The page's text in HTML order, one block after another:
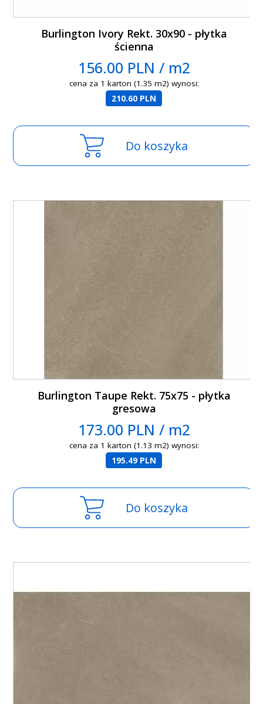
Burlington Ivory Rekt. 30x90 - płytka
ścienna
156.00 PLN / m2
cena za 1 karton (1.35 m2) wynosi:
210.60 PLN
Do koszyka
Burlington Taupe Rekt. 75x75 - płytka
gresowa
173.00 PLN / m2
cena za 1 karton (1.13 m2) wynosi:
195.49 PLN
Do koszyka